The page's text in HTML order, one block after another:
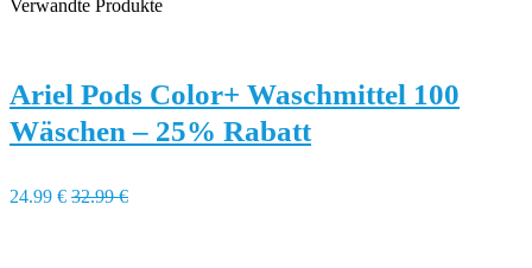
Verwandte Produkte
Ariel Pods Color+ Waschmittel 100
Wäschen – 25% Rabatt
24.99 € 32.99 €